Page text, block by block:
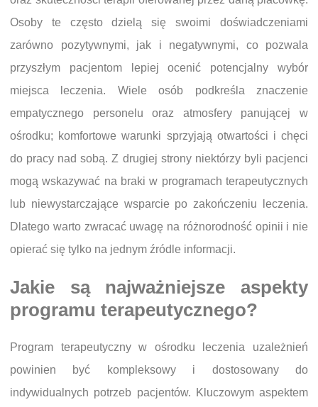
Osoby te często dzielą się swoimi doświadczeniami
zarówno pozytywnymi, jak i negatywnymi, co pozwala
przyszłym pacjentom lepiej ocenić potencjalny wybór
miejsca leczenia. Wiele osób podkreśla znaczenie
empatycznego personelu oraz atmosfery panującej w
ośrodku; komfortowe warunki sprzyjają otwartości i chęci
do pracy nad sobą. Z drugiej strony niektórzy byli pacjenci
mogą wskazywać na braki w programach terapeutycznych
lub niewystarczające wsparcie po zakończeniu leczenia.
Dlatego warto zwracać uwagę na różnorodność opinii i nie
opierać się tylko na jednym źródle informacji.
Jakie są najważniejsze aspekty
programu terapeutycznego?
Program terapeutyczny w ośrodku leczenia uzależnień
powinien być kompleksowy i dostosowany do
indywidualnych potrzeb pacjentów. Kluczowym aspektem